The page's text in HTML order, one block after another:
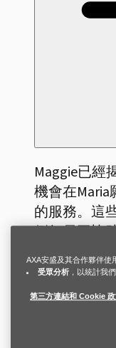
Maggie已經
機會在
的服務。這
例如員工協
Program）
據公司政策
排，或因醫
合，例如緊
AXA安盛及其合作夥伴使
受眾分析，以統計我
第三方連結和 Cookie